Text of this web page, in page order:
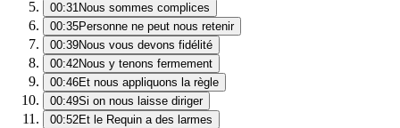
00:31Nous sommes complices
00:35Personne ne peut nous retenir
00:39Nous vous devons fidélité
00:42Nous y tenons fermement
00:46Et nous appliquons la règle
00:49Si on nous laisse diriger
00:52Et le Requin a des larmes